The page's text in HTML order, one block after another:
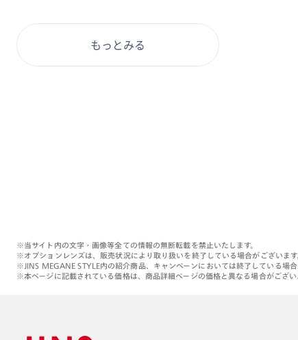
もっとみる
※当サイト内の文字・画像等全ての情報の無断転載を禁止いたします。
※オプションレンズは、販売状況により取り扱いを終了している場合がございます
※JINS MEGANE STYLE内の紹介商品、キャンペーンにおいては終了している場合
※本ページに記載されている価格は、商品詳細ページの価格と異なる場合がござ